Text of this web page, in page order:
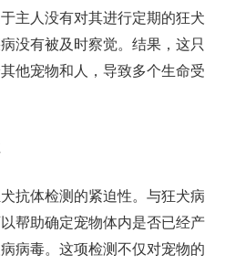
主人没有对其进行定期的狂犬
没有被及时察觉。结果，这只
他宠物和人，导致多个生命受
抗体检测的紧迫性。与狂犬病
帮助确定宠物体内是否已经产
病毒。这项检测不仅对宠物的